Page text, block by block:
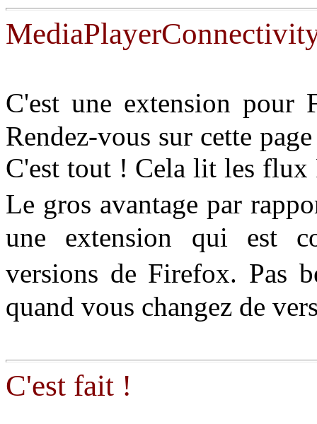
C'est une extension
Rendez-vous sur cette
C'est tout ! Cela lit les
Le gros avantage par
une extension qui est
versions de Firefox. Pas
quand vous changez de
C'est fait !